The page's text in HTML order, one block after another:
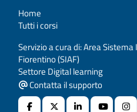
Home
Tutti i corsi
Servizio a cura di: Area
Fiorentino (SIAF)
Settore Digital learning
Contatta il supporto